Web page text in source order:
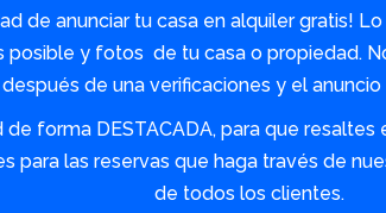
de anunciar tu casa en alquiler gratis!
posible y fotos de tu casa o propiedad.
después de una verificaciones y el anuncio
forma DESTACADA, para que
para las reservas que haga través de
de todos los clientes.